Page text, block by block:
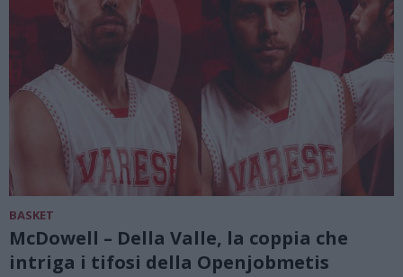
BASKET
McDowell – Della Valle, la coppia che
intriga i tifosi della Openjobmetis